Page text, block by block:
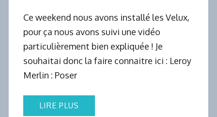
Ce weekend nous avons installé les Velux,
pour ça nous avons suivi une vidéo
particulièrement bien expliquée ! Je
souhaitai donc la faire connaitre ici : Leroy
Merlin : Poser
LIRE PLUS